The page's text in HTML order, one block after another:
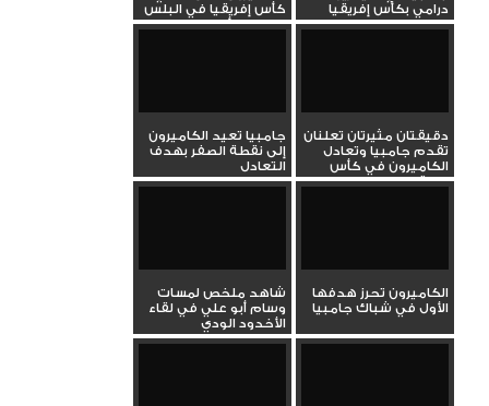
درامي بكأس إفريقيا
كأس إفريقيا في البلس
تسعين أمام...
دقيقتان مثيرتان تعلنان
تقدم جامبيا وتعادل
الكاميرون في كأس
إفريقيا
جامبيا تعيد الكاميرون
إلى نقطة الصفر بهدف
التعادل
الكاميرون تحرز هدفها
الأول في شباك جامبيا
شاهد ملخص لمسات
وسام أبو علي في لقاء
الأخدود الودي